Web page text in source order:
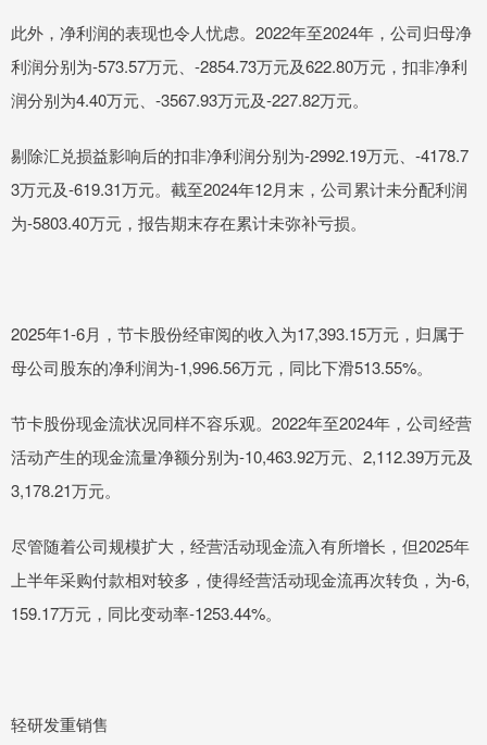
此外，净利润的表现也令人忧虑。2022年至2024年，公司归母净
利润分别为-573.57万元、-2854.73万元及622.80万元，扣非净利
润分别为4.40万元、-3567.93万元及-227.82万元。
剔除汇兑损益影响后的扣非净利润分别为-2992.19万元、-4178.7
3万元及-619.31万元。截至2024年12月末，公司累计未分配利润
为-5803.40万元，报告期末存在累计未弥补亏损。
2025年1-6月，节卡股份经审阅的收入为17,393.15万元，归属于
母公司股东的净利润为-1,996.56万元，同比下滑513.55%。
节卡股份现金流状况同样不容乐观。2022年至2024年，公司经营
活动产生的现金流量净额分别为-10,463.92万元、2,112.39万元及
3,178.21万元。
尽管随着公司规模扩大，经营活动现金流入有所增长，但2025年
上半年采购付款相对较多，使得经营活动现金流再次转负，为-6,
159.17万元，同比变动率-1253.44%。
轻研发重销售